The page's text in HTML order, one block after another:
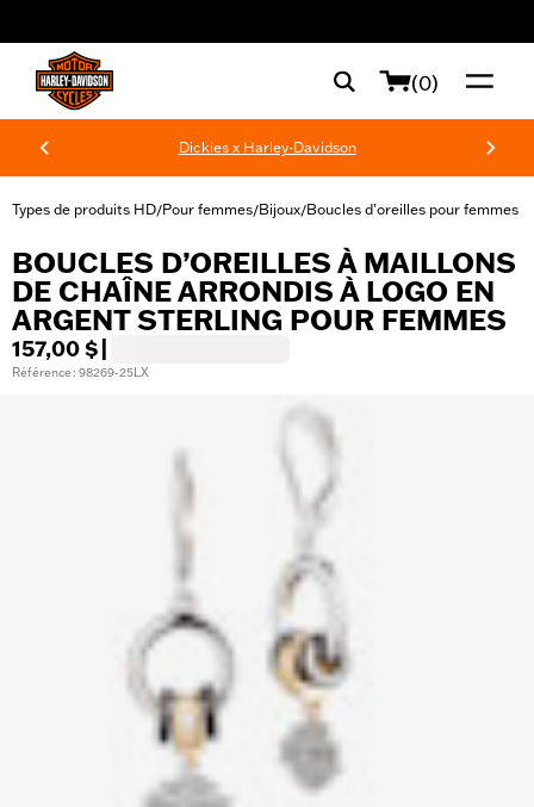
(0)
Dickies x Harley-Davidson
Types de produits HD/Pour femmes/Bijoux/Boucles d’oreilles pour femmes
BOUCLES D’OREILLES À MAILLONS
DE CHAÎNE ARRONDIS À LOGO EN
ARGENT STERLING POUR FEMMES
157,00 $
Référence : 98269-25LX